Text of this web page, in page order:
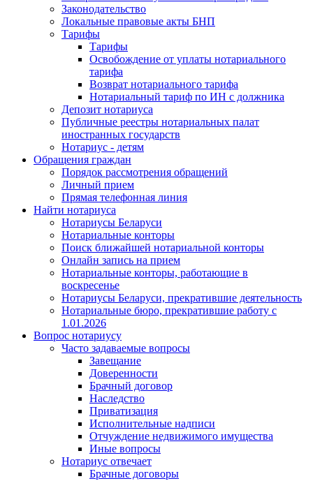
Законодательство
Локальные правовые акты БНП
Тарифы
Тарифы
Освобождение от уплаты нотариального
тарифа
Возврат нотариального тарифа
Нотариальный тариф по ИН с должника
Депозит нотариуса
Публичные реестры нотариальных палат
иностранных государств
Нотариус - детям
Обращения граждан
Порядок рассмотрения обращений
Личный прием
Прямая телефонная линия
Найти нотариуса
Нотариусы Беларуси
Нотариальные конторы
Поиск ближайшей нотариальной конторы
Онлайн запись на прием
Нотариальные конторы, работающие в
воскресенье
Нотариусы Беларуси, прекратившие деятельность
Нотариальные бюро, прекратившие работу с
1.01.2026
Вопрос нотариусу
Часто задаваемые вопросы
Завещание
Доверенности
Брачный договор
Наследство
Приватизация
Исполнительные надписи
Отчуждение недвижимого имущества
Иные вопросы
Нотариус отвечает
Брачные договоры